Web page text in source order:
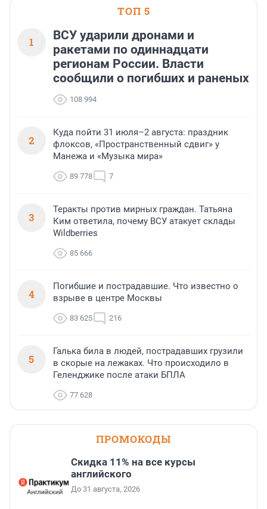
ТОП 5
1
ВСУ ударили дронами и
ракетами по одиннадцати
регионам России. Власти
сообщили о погибших и раненых
108 994
2
Куда пойти 31 июля–2 августа: праздник
флоксов, «Пространственный сдвиг» у
Манежа и «Музыка мира»
89 778 7
3
Теракты против мирных граждан. Татьяна
Ким ответила, почему ВСУ атакует склады
Wildberries
85 666
4
Погибшие и пострадавшие. Что известно о
взрыве в центре Москвы
83 625 216
5
Галька била в людей, пострадавших грузили
в скорые на лежаках. Что происходило в
Геленджике после атаки БПЛА
77 628
ПРОМОКОДЫ
Скидка 11% на все курсы
английского
До 31 августа, 2026